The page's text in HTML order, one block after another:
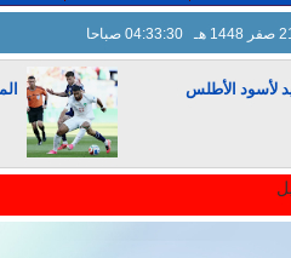
04:33:31 صباحا
لأسود الأطلس